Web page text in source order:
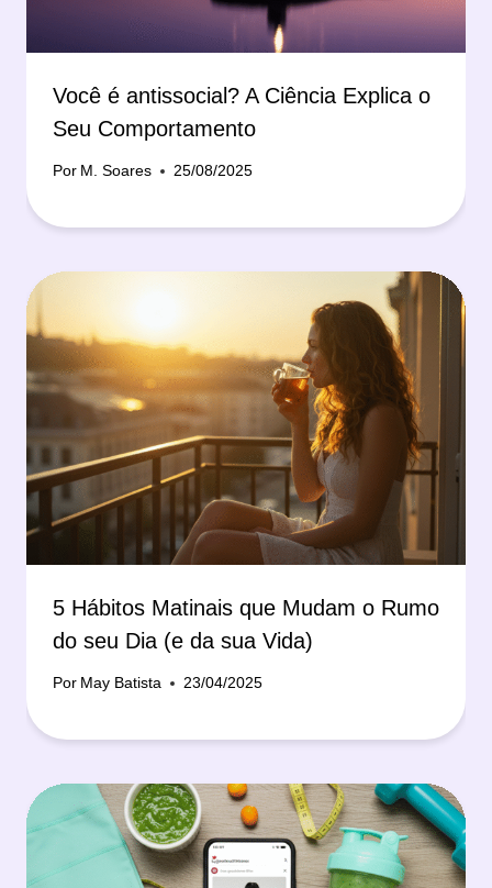
Você é antissocial? A Ciência Explica o
Seu Comportamento
Por M. Soares 25/08/2025
5 Hábitos Matinais que Mudam o Rumo
do seu Dia (e da sua Vida)
Por May Batista 23/04/2025